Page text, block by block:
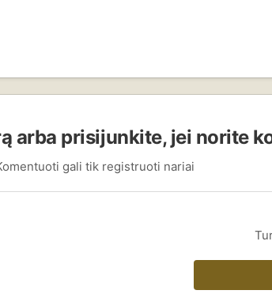
arba prisijunkite, jei norite
gali tik registruoti nariai